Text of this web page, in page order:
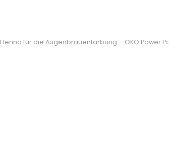
Henna für die Augenbrauenfärbung – OKO Power